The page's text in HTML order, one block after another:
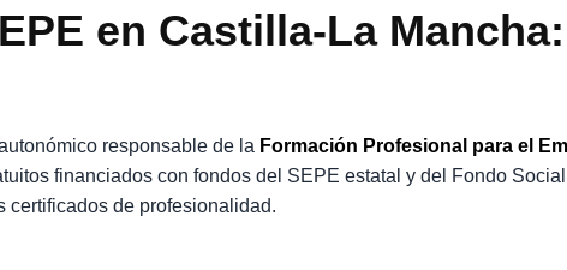
en Castilla-La
responsable de la Formación Profesional para el
financiados con fondos del SEPE estatal y del Fondo
certificados de profesionalidad.